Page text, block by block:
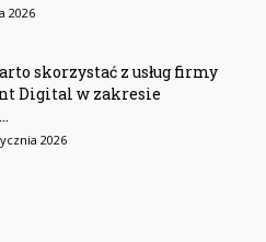
2026
skorzystać z usług firmy
Digital w zakresie
2026